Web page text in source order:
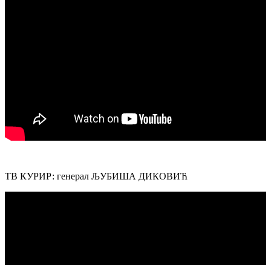
ТВ КУРИР: генерал ЉУБИША ДИКОВИЋ